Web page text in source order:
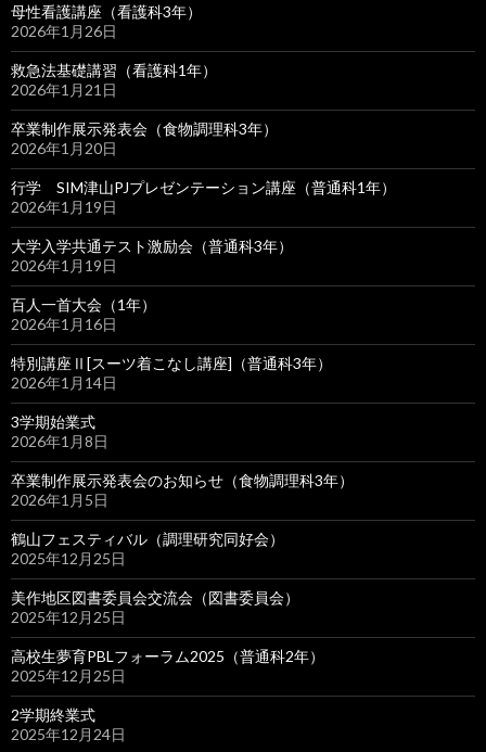
母性看護講座（看護科3年）
2026年1月26日
救急法基礎講習（看護科1年）
2026年1月21日
卒業制作展示発表会（食物調理科3年）
2026年1月20日
行学 SIM津山PJプレゼンテーション講座（普通科1年）
2026年1月19日
大学入学共通テスト激励会（普通科3年）
2026年1月19日
百人一首大会（1年）
2026年1月16日
特別講座Ⅱ[スーツ着こなし講座]（普通科3年）
2026年1月14日
3学期始業式
2026年1月8日
卒業制作展示発表会のお知らせ（食物調理科3年）
2026年1月5日
鶴山フェスティバル（調理研究同好会）
2025年12月25日
美作地区図書委員会交流会（図書委員会）
2025年12月25日
高校生夢育PBLフォーラム2025（普通科2年）
2025年12月25日
2学期終業式
2025年12月24日